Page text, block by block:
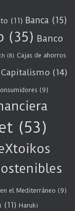
(11) Banca (15)
(35) Banco
(8) Cajas de ahorros
Capitalismo (14)
(9)
(53)
el Mediterráneo (9)
(11) Haruki